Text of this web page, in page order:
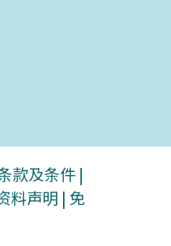
款及条件 |
料声明 | 免